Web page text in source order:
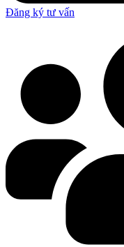
Đăng ký tư vấn